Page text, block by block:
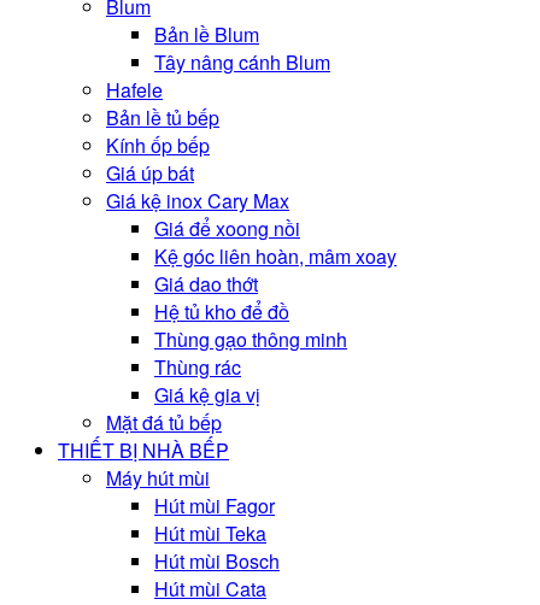
Blum
Bản lề Blum
Tây nâng cánh Blum
Hafele
Bản lề tủ bếp
Kính ốp bếp
Giá úp bát
Giá kệ inox Cary Max
Giá để xoong nồi
Kệ góc liên hoàn, mâm xoay
Giá dao thớt
Hệ tủ kho để đồ
Thùng gạo thông minh
Thùng rác
Giá kệ gia vị
Mặt đá tủ bếp
THIẾT BỊ NHÀ BẾP
Máy hút mùi
Hút mùi Fagor
Hút mùi Teka
Hút mùi Bosch
Hút mùi Cata